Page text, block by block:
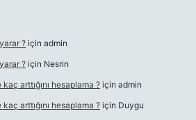
? için admin
? için Nesrin
arttığını hesaplama ? için admin
arttığını hesaplama ? için Duygu